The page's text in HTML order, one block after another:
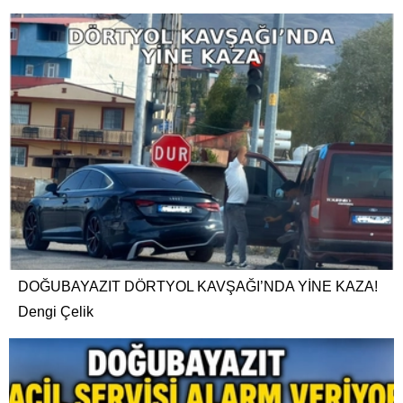
DOĞUBAYAZIT DÖRTYOL KAVŞAĞI’NDA YİNE KAZA!
Dengi Çelik